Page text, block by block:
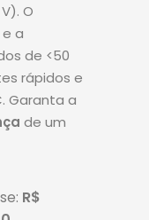
. O
a
de <50
rápidos e
Garanta a
de um
R$